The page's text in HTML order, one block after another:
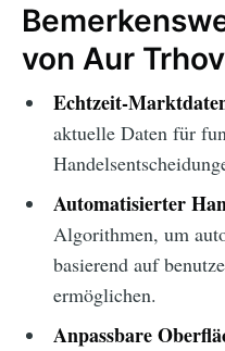
von Aur
Echtzeit-
aktuelle Daten für
Automatisierter
Algorithmen, um
basierend auf
ermöglichen.
Anpassbare